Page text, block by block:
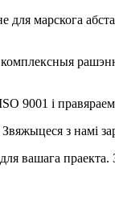
марскога
9001 і
з намі
вашага